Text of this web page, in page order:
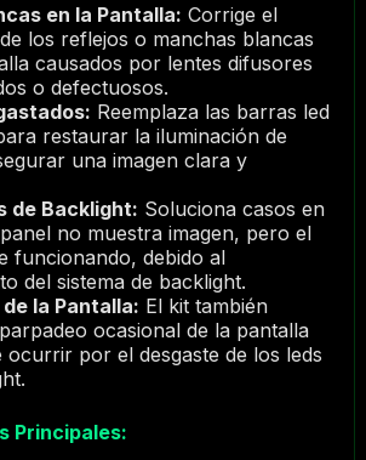
en la Pantalla: Corrige el
los reflejos o manchas blancas
causados por lentes difusores
o defectuosos.
Reemplaza las barras led
restaurar la iluminación de
una imagen clara y
de Backlight: Soluciona casos en
no muestra imagen, pero el
funcionando, debido al
del sistema de backlight.
la Pantalla: El kit también
ocasional de la pantalla
ocurrir por el desgaste de los leds
Principales: